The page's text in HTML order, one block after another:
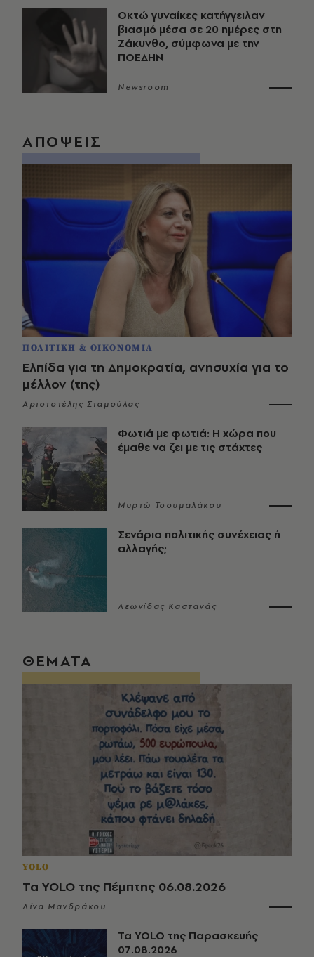
Οκτώ γυναίκες κατήγγειλαν
βιασμό μέσα σε 20 ημέρες στη
Ζάκυνθο, σύμφωνα με την
ΠΟΕΔΗΝ
Newsroom
ΑΠΟΨΕΙΣ
ΠΟΛΙΤΙΚΗ & ΟΙΚΟΝΟΜΙΑ
Ελπίδα για τη Δημοκρατία, ανησυχία για το
μέλλον (της)
Αριστοτέλης Σταμούλας
Φωτιά με φωτιά: Η χώρα που
έμαθε να ζει με τις στάχτες
Μυρτώ Τσουμαλάκου
Σενάρια πολιτικής συνέχειας ή
αλλαγής;
Λεωνίδας Καστανάς
ΘΕΜΑΤΑ
YOLO
Τα YOLO της Πέμπτης 06.08.2026
Λίνα Μανδράκου
Τα YOLO της Παρασκευής
07.08.2026